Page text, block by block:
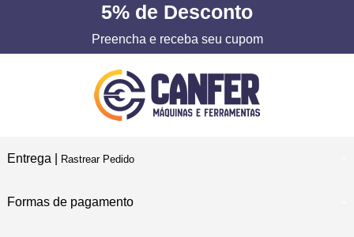
5% de Desconto
Preencha e receba seu cupom
Entrega | Rastrear Pedido
Formas de pagamento